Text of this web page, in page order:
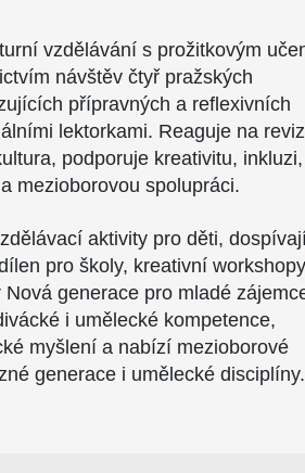
vzdělávání s prožitkovým
návštěv čtyř pražských
přípravných a reflexivních
lektorkami. Reaguje na
podporuje kreativitu, inkluzi,
mezioborovou spolupráci.
aktivity pro děti,
pro školy, kreativní workshopy
generace pro mladé
i umělecké kompetence,
myšlení a nabízí mezioborové
generace i umělecké disciplíny.